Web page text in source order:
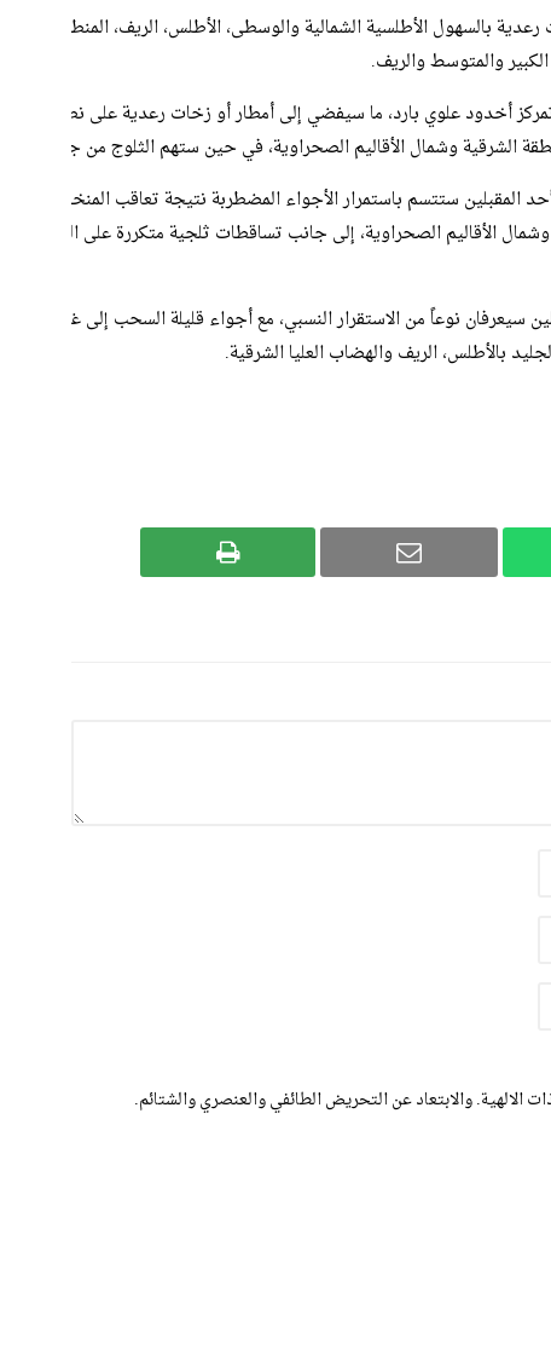
بالسهول الأطلسية الشمالية والوسطى، الأطلس، الريف، المنطقة
والمتوسط والريف.
أخدود علوي بارد، ما سيفضي إلى أمطار أو زخات رعدية على نطاق
الشرقية وشمال الأقاليم الصحراوية، في حين ستهم الثلوج من جديد
المقبلين ستتسم باستمرار الأجواء المضطربة نتيجة تعاقب المنخفضات
الأقاليم الصحراوية، إلى جانب تساقطات ثلجية متكررة على المرتفعات،
سيعرفان نوعاً من الاستقرار النسبي، مع أجواء قليلة السحب إلى غائمة
بالأطلس، الريف والهضاب العليا الشرقية.
الالهية. والابتعاد عن التحريض الطائفي والعنصري والشتائم.